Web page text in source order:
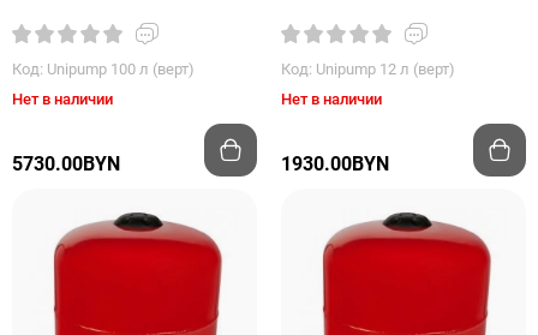
Код: Unipump 100 л (верт)
Нет в наличии
5730.00BYN
Код: Unipump 12 л (верт)
Нет в наличии
1930.00BYN